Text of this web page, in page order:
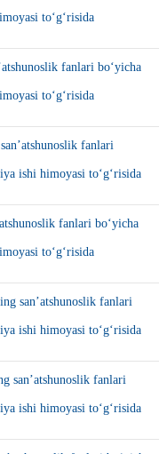
to‘g‘risida
fanlari bo‘yicha
to‘g‘risida
fanlari
ishi himoyasi to‘g‘risida
fanlari bo‘yicha
to‘g‘risida
san’atshunoslik fanlari
ishi himoyasi to‘g‘risida
san’atshunoslik fanlari
ishi himoyasi to‘g‘risida